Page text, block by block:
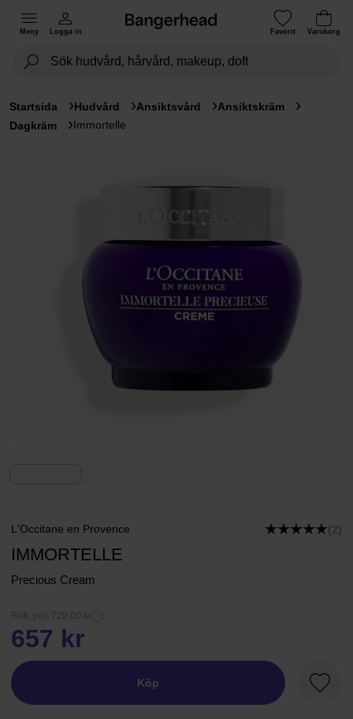
Meny Logga in Favorit Varukorg
Startsida Hudvård Ansiktsvård
Ansiktskräm
Dagkräm
Immortelle
L'Occitane en Provence (2)
IMMORTELLE
Precious Cream
Rek. pris 729,00 kr
657 kr
Köp